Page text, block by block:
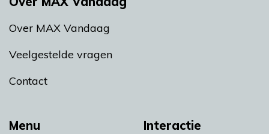
Menu Interactie
Over MAX Vandaag
Veelgestelde vragen
Contact